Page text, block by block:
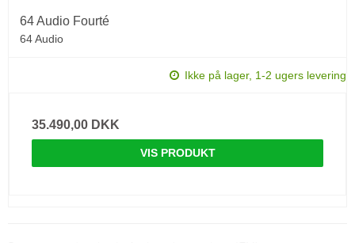
64 Audio Fourté
64 Audio
Ikke på lager, 1-2 ugers levering
35.490,00 DKK
VIS PRODUKT